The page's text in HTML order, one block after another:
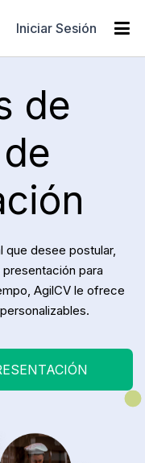
Iniciar Sesión
de
que desee postular,
para
AgilCV le ofrece